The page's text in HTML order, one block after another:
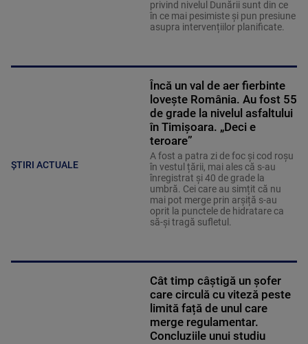
privind nivelul Dunării sunt din ce
în ce mai pesimiste și pun presiune
asupra intervențiilor planificate.
ȘTIRI ACTUALE
Încă un val de aer fierbinte
lovește România. Au fost 55
de grade la nivelul asfaltului
în Timișoara. „Deci e
teroare”
A fost a patra zi de foc și cod roșu
în vestul țării, mai ales că s-au
înregistrat și 40 de grade la
umbră. Cei care au simțit că nu
mai pot merge prin arșiță s-au
oprit la punctele de hidratare ca
să-și tragă sufletul.
Cât timp câștigă un șofer
care circulă cu viteză peste
limită față de unul care
merge regulamentar.
Concluziile unui studiu